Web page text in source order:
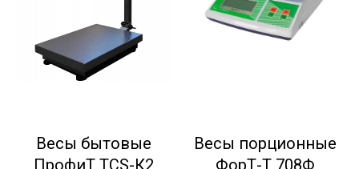
Весы бытовые
ПрофиТ TCS-К2
Весы порционные
ФорТ-Т 708Ф